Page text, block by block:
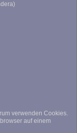
verwenden Cookies.
auf einem